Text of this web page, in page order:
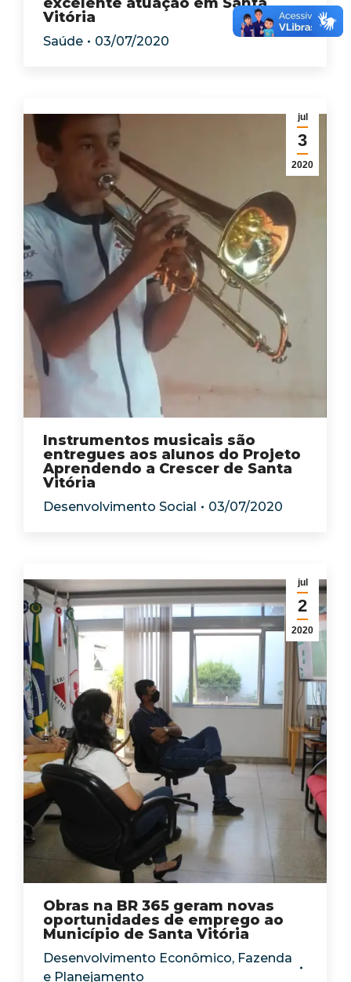
Vitória
Saúde 03/07/2020
jul
3
2020
Instrumentos musicais são
entregues aos alunos do Projeto
Aprendendo a Crescer de Santa
Vitória
Desenvolvimento Social 03/07/2020
jul
2
2020
Obras na BR 365 geram novas
oportunidades de emprego ao
Município de Santa Vitória
Desenvolvimento Econômico, Fazenda
e Planejamento